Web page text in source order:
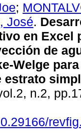
;
José.
en Excel
de
Welge
estrato
n.2,